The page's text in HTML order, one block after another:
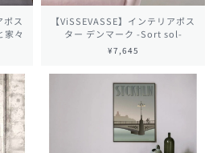
ポス
家々
【ViSSEVASSE】インテリアポス
ター デンマーク -Sort sol-
¥7,645